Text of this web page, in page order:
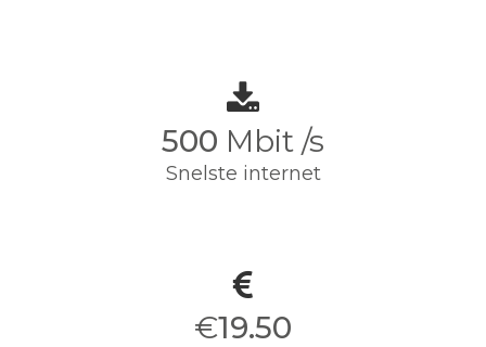
500 Mbit /s
Snelste internet
€19.50